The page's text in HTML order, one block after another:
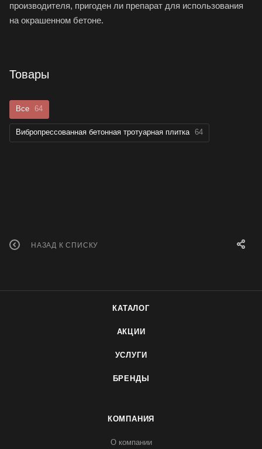
производителя, пригоден ли препарат для использования
на окрашенном бетоне.
Товары
Все 64
Вибропрессованная бетонная тротуарная плитка 64
НАЗАД К СПИСКУ
КАТАЛОГ
АКЦИИ
УСЛУГИ
БРЕНДЫ
КОМПАНИЯ
О компании